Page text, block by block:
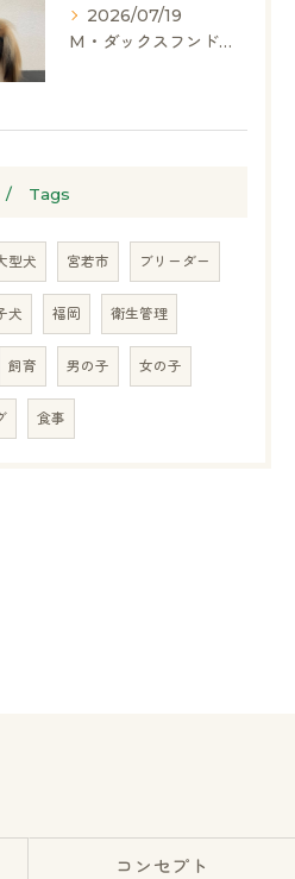
2026/07/19
M・ダックスフンド、ヨークシャーテリア、ペキニーズ、ポメラニアン
Tags
型犬 宮若市 ブリーダー
犬 福岡 衛生管理
飼育 男の子 女の子
食事
コンセプト